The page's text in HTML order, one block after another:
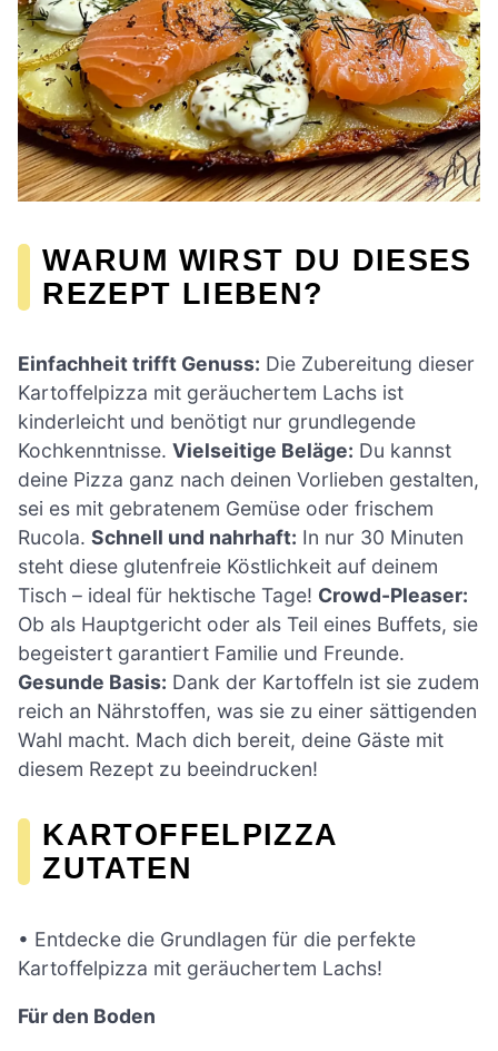
WARUM WIRST DU DIESES
REZEPT LIEBEN?
Einfachheit trifft Genuss: Die Zubereitung dieser
Kartoffelpizza mit geräuchertem Lachs ist
kinderleicht und benötigt nur grundlegende
Kochkenntnisse. Vielseitige Beläge: Du kannst
deine Pizza ganz nach deinen Vorlieben gestalten,
sei es mit gebratenem Gemüse oder frischem
Rucola. Schnell und nahrhaft: In nur 30 Minuten
steht diese glutenfreie Köstlichkeit auf deinem
Tisch – ideal für hektische Tage! Crowd-Pleaser:
Ob als Hauptgericht oder als Teil eines Buffets, sie
begeistert garantiert Familie und Freunde.
Gesunde Basis: Dank der Kartoffeln ist sie zudem
reich an Nährstoffen, was sie zu einer sättigenden
Wahl macht. Mach dich bereit, deine Gäste mit
diesem Rezept zu beeindrucken!
KARTOFFELPIZZA
ZUTATEN
• Entdecke die Grundlagen für die perfekte
Kartoffelpizza mit geräuchertem Lachs!
Für den Boden